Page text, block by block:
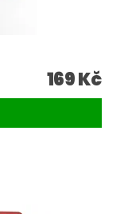
169 Kč